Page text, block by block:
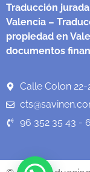
Traducción
Valencia –
propiedad en
documentos
Calle Colon
96 352 35 43 -